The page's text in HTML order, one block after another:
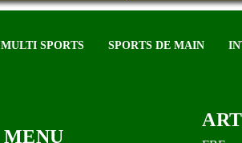
MULTI SPORTS SPORTS DE MAIN
MENU